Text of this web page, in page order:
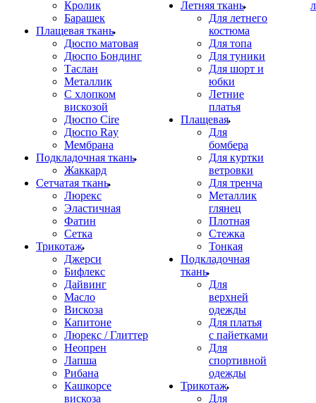
Кролик
Барашек
Плащевая ткань
Дюспо матовая
Дюспо Бондинг
Таслан
Металлик
С хлопком
вискозой
Дюспо Cire
Дюспо Ray
Мембрана
Подкладочная ткань
Жаккард
Сетчатая ткань
Люрекс
Эластичная
Фатин
Сетка
Трикотаж
Джерси
Бифлекс
Дайвинг
Масло
Вискоза
Капитоне
Люрекс / Глиттер
Неопрен
Лапша
Рибана
Кашкорсе
вискоза
Летняя ткань
Для летнего
костюма
Для топа
Для туники
Для шорт и
юбки
Летние
платья
Плащевая
Для
бомбера
Для куртки
ветровки
Для тренча
Металлик
глянец
Плотная
Стежка
Тонкая
Подкладочная
ткань
Для
верхней
одежды
Для платья
с пайетками
Для
спортивной
одежды
Трикотаж
Для